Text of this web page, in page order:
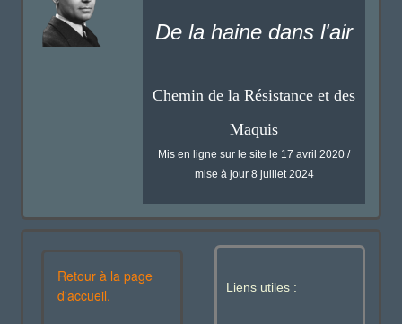
De la haine dans l'air
Chemin de la Résistance et des
Maquis
Mis en ligne sur le site le 17 avril 2020 /
mise à jour 8 juillet 2024
Retour à la page
d'accueil.
Liens utiles :